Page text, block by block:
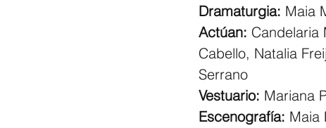
Dramaturgia: Maia
Actúan: Candelaria
Cabello, Natalia
Serrano
Vestuario: Mariana
Escenografía: Maia